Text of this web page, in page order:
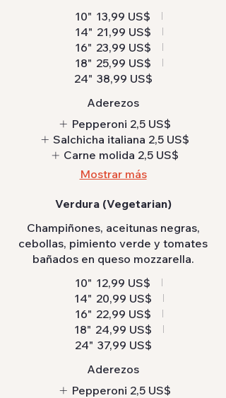
10" 13,99 US$
14" 21,99 US$
16" 23,99 US$
18" 25,99 US$
24" 38,99 US$
Aderezos
Pepperoni 2,5 US$
Salchicha italiana 2,5 US$
Carne molida 2,5 US$
Mostrar más
Verdura (Vegetarian)
Champiñones, aceitunas negras,
cebollas, pimiento verde y tomates
bañados en queso mozzarella.
10" 12,99 US$
14" 20,99 US$
16" 22,99 US$
18" 24,99 US$
24" 37,99 US$
Aderezos
Pepperoni 2,5 US$